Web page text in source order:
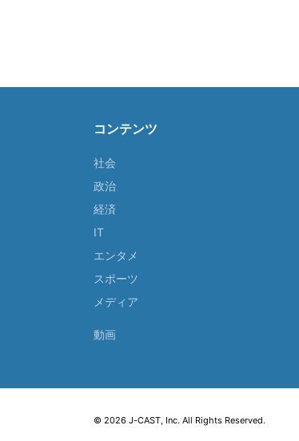
コンテンツ
社会
政治
経済
IT
エンタメ
スポーツ
メディア
動画
© 2026 J-CAST, Inc. All Rights Reserved.